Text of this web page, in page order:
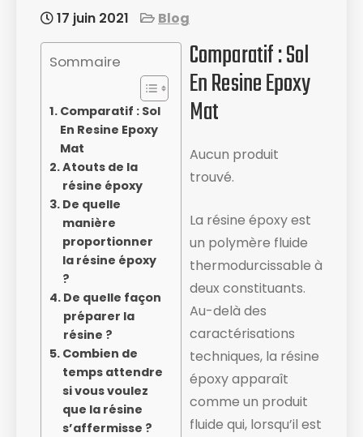
17 juin 2021 Blog
Sommaire
Comparatif : Sol
En Resine Epoxy
Mat
Atouts de la
résine époxy
De quelle
manière
proportionner
la résine époxy
?
De quelle façon
préparer la
résine ?
Combien de
temps attendre
si vous voulez
que la résine
s’affermisse ?
Comparatif : Sol
En Resine Epoxy
Mat
Aucun produit
trouvé.
La résine époxy est
un polymère fluide
thermodurcissable à
deux constituants.
Au-delà des
caractérisations
techniques, la résine
époxy apparaît
comme un produit
fluide ​qui, lorsqu’il est